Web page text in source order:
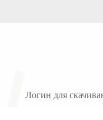
Логин для